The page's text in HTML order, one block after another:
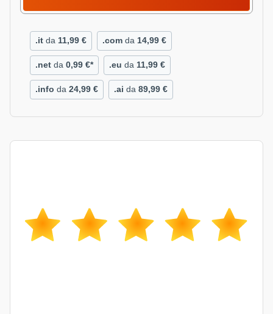
.it da 11,99 € .com da 14,99 €
.net da 0,99 €* .eu da 11,99 €
.info da 24,99 € .ai da 89,99 €